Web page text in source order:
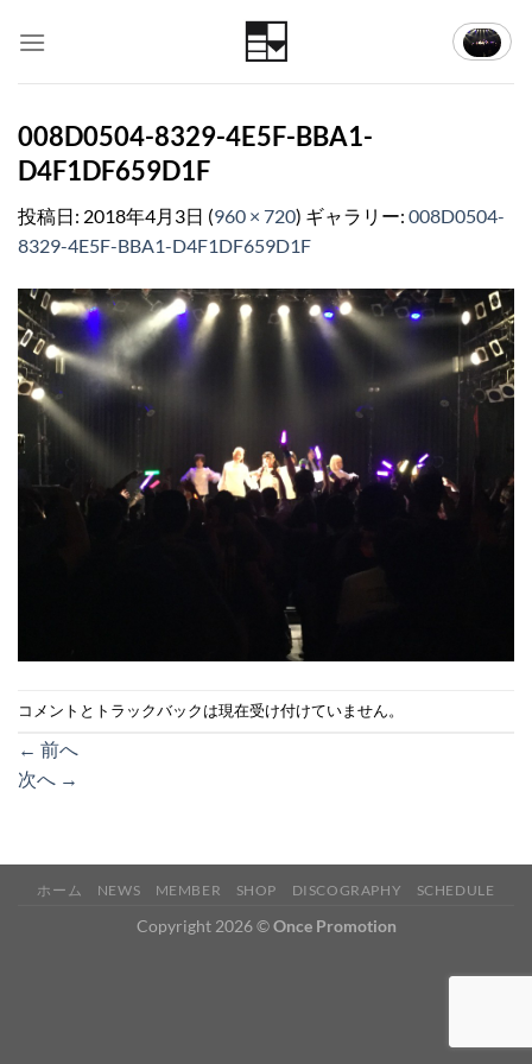
008D0504-8329-4E5F-BBA1-
D4F1DF659D1F
投稿日: 2018年4月3日 (960 × 720) ギャラリー: 008D0504-
8329-4E5F-BBA1-D4F1DF659D1F
コメントとトラックバックは現在受け付けていません。
← 前へ
次へ →
ホーム NEWS MEMBER SHOP DISCOGRAPHY SCHEDULE
Copyright 2026 ©Once Promotion